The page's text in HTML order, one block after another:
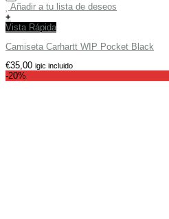
Añadir a tu lista de deseos
+
Vista Rápida
Camiseta Carhartt WIP Pocket Black
€35,00 igic incluido
-20%